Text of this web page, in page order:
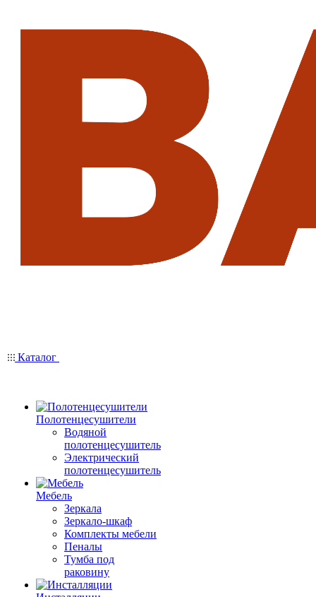
Каталог
Полотенцесушители
Водяной
полотенцесушитель
Электрический
полотенцесушитель
Мебель
Зеркала
Зеркало-шкаф
Комплекты мебели
Пеналы
Тумба под
раковину